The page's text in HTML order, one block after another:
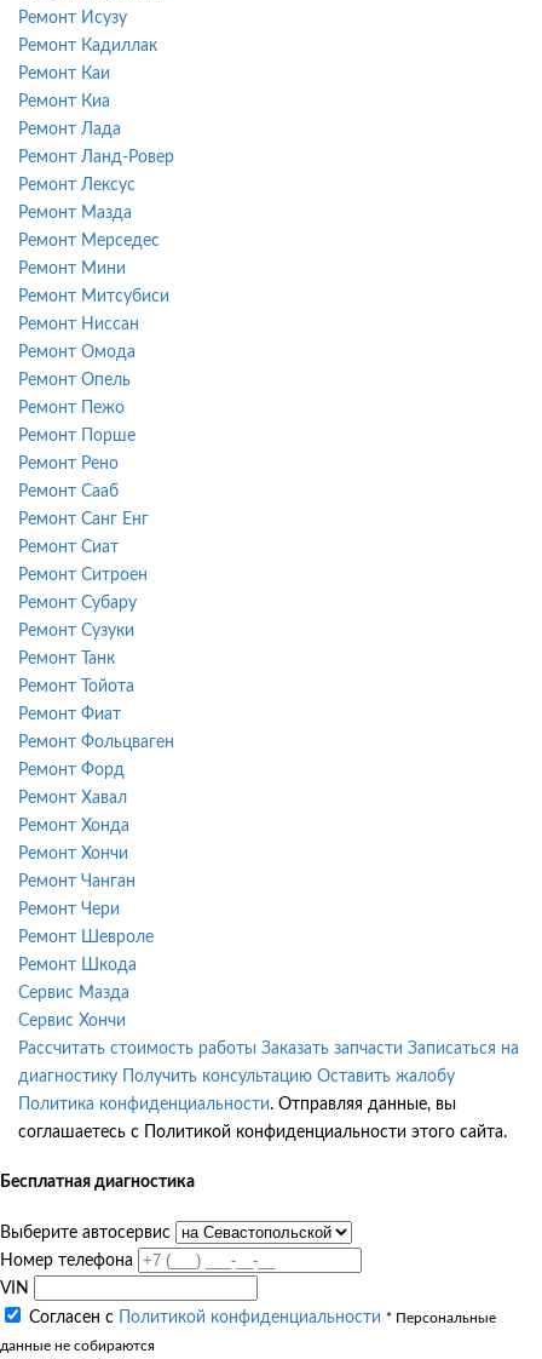
Ремонт Исузу
Ремонт Кадиллак
Ремонт Каи
Ремонт Киа
Ремонт Лада
Ремонт Ланд-Ровер
Ремонт Лексус
Ремонт Мазда
Ремонт Мерседес
Ремонт Мини
Ремонт Митсубиси
Ремонт Ниссан
Ремонт Омода
Ремонт Опель
Ремонт Пежо
Ремонт Порше
Ремонт Рено
Ремонт Сааб
Ремонт Санг Енг
Ремонт Сиат
Ремонт Ситроен
Ремонт Субару
Ремонт Сузуки
Ремонт Танк
Ремонт Тойота
Ремонт Фиат
Ремонт Фольцваген
Ремонт Форд
Ремонт Хавал
Ремонт Хонда
Ремонт Хончи
Ремонт Чанган
Ремонт Чери
Ремонт Шевроле
Ремонт Шкода
Сервис Мазда
Сервис Хончи
Рассчитать стоимость работы Заказать запчасти Записаться на
диагностику
Получить консультацию Оставить жалобу
Политика конфиденциальности. Отправляя данные, вы
соглашаетесь с Политикой конфиденциальности этого сайта.
Бесплатная диагностика
Выберите автосервис
Номер телефона
VIN
Согласен с
Политикой конфиденциальности * Персональные
данные не собираются